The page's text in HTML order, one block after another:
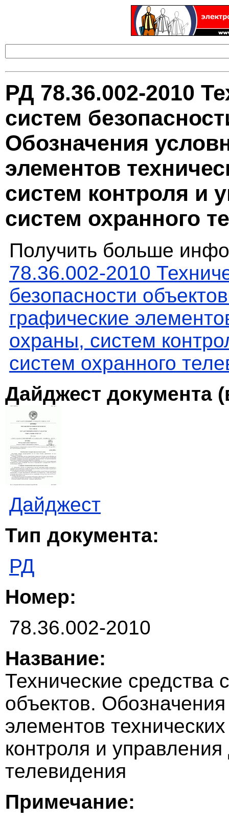
РД 78.36.002-2010
систем
Обозначения
элементов
систем контроля и
систем охранного
Получить больше
78.36.002-2010
безопасности
графические
охраны, систем
систем охранного
Дайджест документа
Дайджест
Тип документа:
РД
Номер:
78.36.002-2010
Название:
Технические средства
объектов.
элементов
контроля и
телевидения
Примечание: